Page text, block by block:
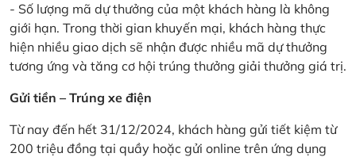
- Số lượng mã dự thưởng của một khách hàng là không
giới hạn. Trong thời gian khuyến mại, khách hàng thực
hiện nhiều giao dịch sẽ nhận được nhiều mã dự thưởng
tương ứng và tăng cơ hội trúng thưởng giải thưởng giá trị.
Gửi tiền – Trúng xe điện
Từ nay đến hết 31/12/2024, khách hàng gửi tiết kiệm từ
200 triệu đồng tại quầy hoặc gửi online trên ứng dụng